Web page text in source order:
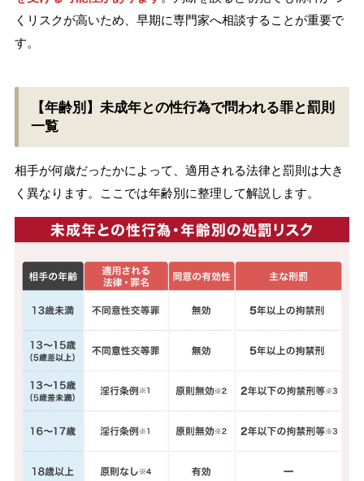
くリスクが高いため、早期に専門家へ相談することが重要で
す。
【年齢別】未成年との性行為で問われる罪と罰則
一覧
相手が何歳だったかによって、適用される法律と罰則は大き
く異なります。ここでは年齢別に整理して解説します。